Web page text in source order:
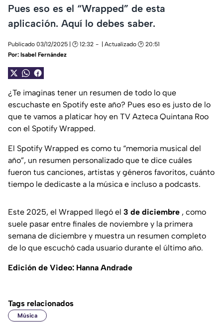
Pues eso es el “Wrapped” de esta
aplicación. Aquí lo debes saber.
Publicado 03/12/2025 | 🕑 12:32
| Actualizado 🕑 20:51
Por: Isabel Fernández
¿Te imaginas tener un resumen de todo lo que
escuchaste en Spotify este año? Pues eso es justo de lo
que te vamos a platicar hoy en TV Azteca Quintana Roo
con el Spotify Wrapped.
El Spotify Wrapped es como tu “memoria musical del
año”, un resumen personalizado que te dice cuáles
fueron tus canciones, artistas y géneros favoritos, cuánto
tiempo le dedicaste a la música e incluso a podcasts.
Este 2025, el Wrapped llegó el 3 de diciembre , como
suele pasar entre finales de noviembre y la primera
semana de diciembre y muestra un resumen completo
de lo que escuchó cada usuario durante el último año.
Edición de Video: Hanna Andrade
Tags relacionados
Música